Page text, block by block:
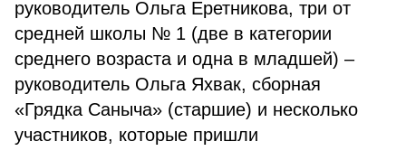
руководитель Ольга Еретникова, три от
средней школы № 1 (две в категории
среднего возраста и одна в младшей) –
руководитель Ольга Яхвак, сборная
«Грядка Саныча» (старшие) и несколько
участников, которые пришли